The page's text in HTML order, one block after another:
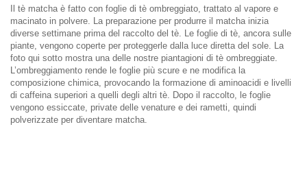
Il tè matcha è fatto con foglie di tè ombreggiato, trattato al vapore e
macinato in polvere. La preparazione per produrre il matcha inizia
diverse settimane prima del raccolto del tè. Le foglie di tè, ancora sulle
piante, vengono coperte per proteggerle dalla luce diretta del sole. La
foto qui sotto mostra una delle nostre piantagioni di tè ombreggiate.
L’ombreggiamento rende le foglie più scure e ne modifica la
composizione chimica, provocando la formazione di aminoacidi e livelli
di caffeina superiori a quelli degli altri tè. Dopo il raccolto, le foglie
vengono essiccate, private delle venature e dei rametti, quindi
polverizzate per diventare matcha.